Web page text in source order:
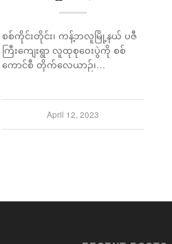
စစ်ကိုင်းတိုင်း၊ ကန့်ဘလူမြို့နယ် ပဇီ
ကြီးကျေးရွာ လူထုစုဝေးပွဲကို စစ်
ကောင်စီ တိုက်လေယာဉ်၊…
April 12, 2023